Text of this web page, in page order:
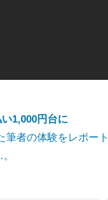
1,000円台に
筆者の体験をレポー